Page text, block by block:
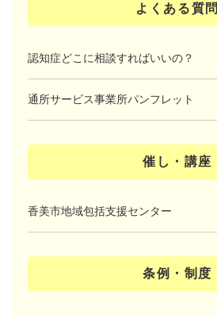
よくある質問
認知症どこに相談すればいいの？
通所サービス事業所パンフレット
催し・講座
香美市地域包括支援センター
条例・制度